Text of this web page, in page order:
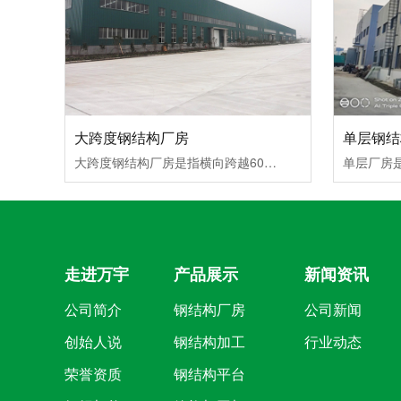
大跨度钢结构厂房
大跨度钢结构厂房是指横向跨越60米（钢结构），18米（框架结构）以上空间的各类结构形式的建筑。大跨度结构多用于民用建筑中的影剧院、体育馆、展览馆、大会堂、航空港候机大厅及其他大型公共建筑，工业建筑中的大跨度厂房、飞机装配车间和大型仓库等。大...
单层钢
走进万宇
公司简介
创始人说
荣誉资质
产品展示
钢结构厂房
钢结构加工
钢结构平台
新闻资讯
公司新闻
行业动态